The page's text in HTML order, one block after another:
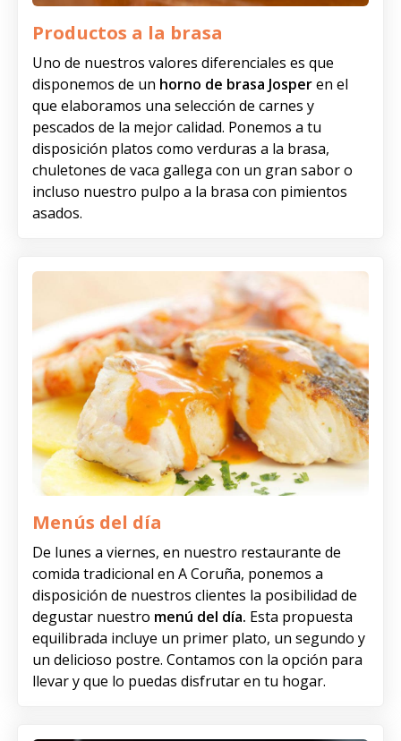
Productos a la brasa
Uno de nuestros valores diferenciales es que
disponemos de un horno de brasa Josperen el
que elaboramos una selección de carnes y
pescados de la mejor calidad. Ponemos a tu
disposición platos como verduras a la brasa,
chuletones de vaca gallega con un gran sabor o
incluso nuestro pulpo a la brasa con pimientos
asados.
Menús del día
De lunes a viernes, en nuestro restaurante de
comida tradicional en A Coruña, ponemos a
disposición de nuestros clientes la posibilidad de
degustar nuestro menú del día. Esta propuesta
equilibrada incluye un primer plato, un segundo y
un delicioso postre. Contamos con la opción para
llevar y que lo puedas disfrutar en tu hogar.